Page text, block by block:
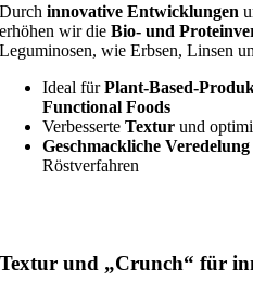
Durch innovative Entwicklungen
erhöhen wir dieBio- und
Leguminosen, wie Erbsen, Linsen
Ideal fürPlant-Based-
Functional Foods
VerbesserteTextur und
Geschmackliche Veredelung
Röstverfahren
Textur und „Crunch“ für